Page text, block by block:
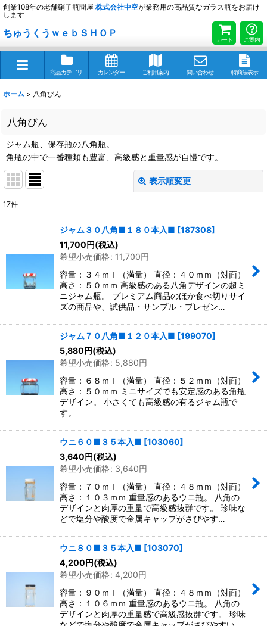
創業108年の老舗硝子瓶問屋 株式会社中空が業務用の高品質なガラス瓶をお届け
します
ちゅうくうｗｅｂＳＨＯＰ
カート ご案内
商品カテゴリ カレンダー ご利用案内 問い合わせ 特商法表示
ホーム > 八角びん
八角びん
ジャム瓶、保存瓶の八角瓶。
角瓶の中で一番種類も豊富、高級感と重量感が自慢です。
表示順変更
絞り込む
17件
ジャム３０八角■１８０本入■ [187308]
11,700円(税込)
希望小売価格: 11,700円
容量：３４ｍｌ（満量） 直径：４０ｍｍ（対面）
高さ：５０ｍｍ 高級感のある八角デザインの超ミ
ニジャム瓶。 プレミアム商品のほか食べ切りサイ
ズの商品や、試供品・サンプル・プレゼン…
ジャム７０八角■１２０本入■ [199070]
5,880円(税込)
希望小売価格: 5,880円
容量：６８ｍｌ（満量） 直径：５２ｍｍ（対面）
高さ：５０ｍｍ ミニサイズでも安定感のある角瓶
デザイン。 小さくても高級感の有るジャム瓶で
す。
ウニ６０■３５本入■ [103060]
3,640円(税込)
希望小売価格: 3,640円
容量：７０ｍｌ（満量） 直径：４８ｍｍ（対面）
高さ：１０３ｍｍ 重量感のあるウニ瓶。 八角の
デザインと肉厚の重量で高級感抜群です。 珍味な
どで塩分や酸度で金属キャップがさびやす…
ウニ８０■３５本入■ [103070]
4,200円(税込)
希望小売価格: 4,200円
容量：９０ｍｌ（満量） 直径：４８ｍｍ（対面）
高さ：１０６ｍｍ 重量感のあるウニ瓶。 八角の
デザインと肉厚の重量感で高級感抜群です。 珍味